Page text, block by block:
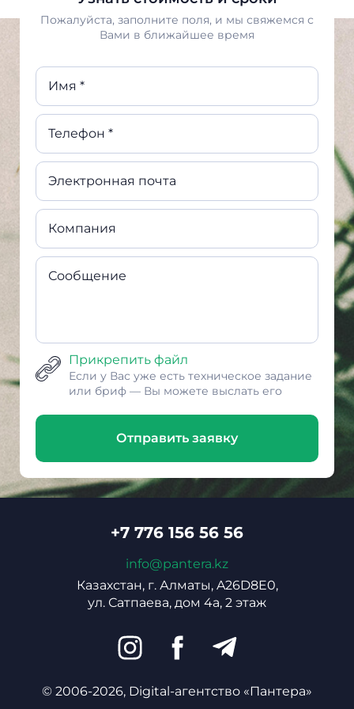
Пожалуйста, заполните поля, и мы свяжемся с
Вами в ближайшее время
Имя *
Телефон *
Электронная почта
Компания
Сообщение
Прикрепить файл
Если у Вас уже есть техническое задание
или бриф — Вы можете выслать его
Отправить заявку
+7 776 156 56 56
info@pantera.kz
Казахстан, г. Алматы, A26D8E0,
ул. Сатпаева, дом 4а, 2 этаж
© 2006-2026, Digital-агентство «Пантера»